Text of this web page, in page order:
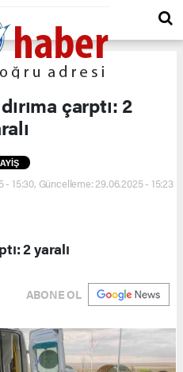
çarptı: 2
15:30, Güncelleme: 29.06.2025 - 15:23
2 yaralı
ABONE OL